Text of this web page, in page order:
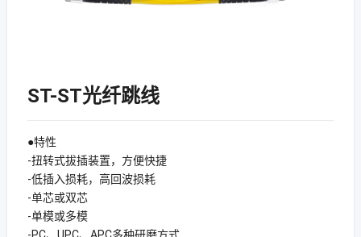
ST-ST光纤跳线
●特性
-扭转式拔插装置，方便快捷
-低插入损耗，高回波损耗
-单芯或双芯
-单模或多模